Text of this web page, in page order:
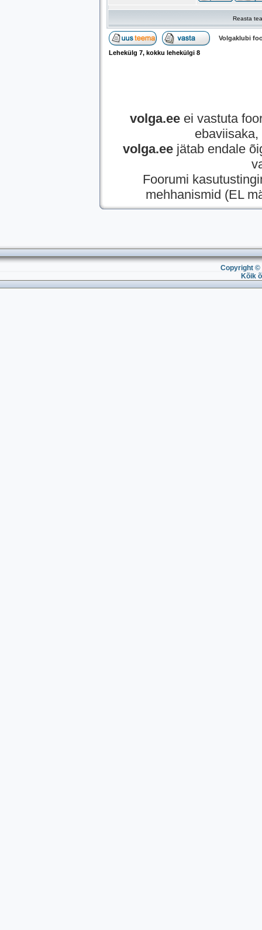
Reasta
Volgaklubi
Lehekülg 7, kokku lehekülgi 8
volga.eeei vastuta
volga.ee jätab endale
Foorumi
mehhanismid (EL
Copyright ©
Kõik